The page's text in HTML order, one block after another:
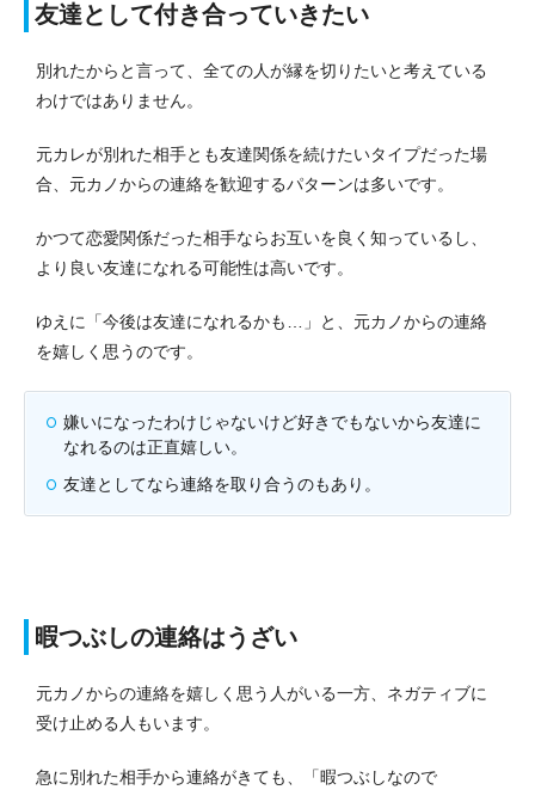
友達として付き合っていきたい
別れたからと言って、全ての人が縁を切りたいと考えている
わけではありません。
元カレが別れた相手とも友達関係を続けたいタイプだった場
合、元カノからの連絡を歓迎するパターンは多いです。
かつて恋愛関係だった相手ならお互いを良く知っているし、
より良い友達になれる可能性は高いです。
ゆえに「今後は友達になれるかも…」と、元カノからの連絡
を嬉しく思うのです。
嫌いになったわけじゃないけど好きでもないから友達に
なれるのは正直嬉しい。
友達としてなら連絡を取り合うのもあり。
暇つぶしの連絡はうざい
元カノからの連絡を嬉しく思う人がいる一方、ネガティブに
受け止める人もいます。
急に別れた相手から連絡がきても、「暇つぶしなので